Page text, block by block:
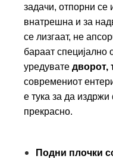
задачи, отпорни се
внатрешна и за
се лизгаат, не
бараат
уредувате дворот,
современиот
е тука за да издржи
прекрасно.
Подни плочки